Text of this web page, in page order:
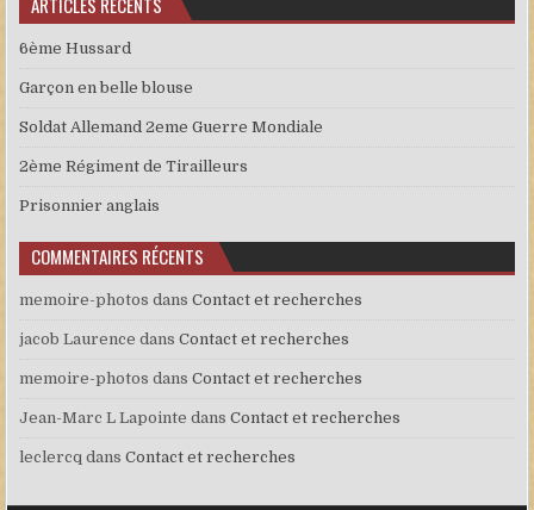
6ème Hussard
Garçon en belle blouse
Soldat Allemand 2eme Guerre Mondiale
2ème Régiment de Tirailleurs
Prisonnier anglais
COMMENTAIRES RÉCENTS
memoire-photos dansContact et recherches
jacob Laurence dansContact et recherches
memoire-photos dansContact et recherches
Jean-Marc L Lapointe dansContact et recherches
leclercq dansContact et recherches